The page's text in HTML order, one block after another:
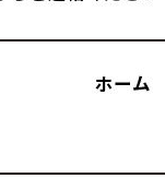
ホーム